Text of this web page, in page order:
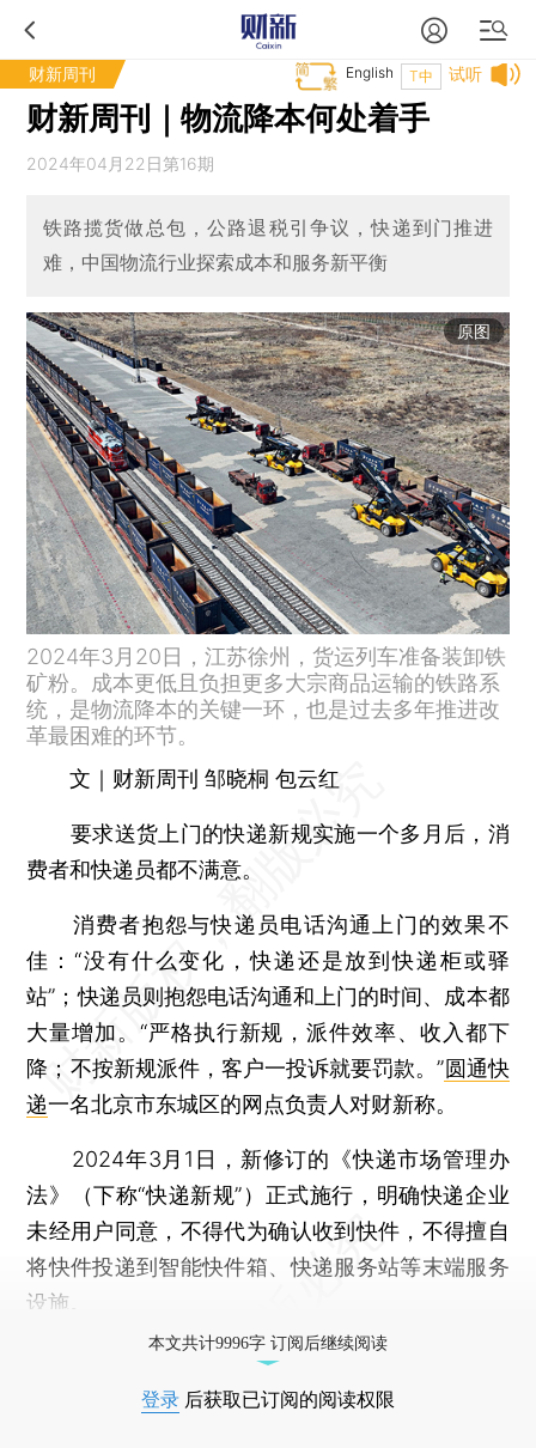
财新周刊 试听
T中
English
财新周刊｜物流降本何处着手
2024年04月22日第16期
铁路揽货做总包，公路退税引争议，快递到门推进
难，中国物流行业探索成本和服务新平衡
原图
2024年3月20日，江苏徐州，货运列车准备装卸铁
矿粉。成本更低且负担更多大宗商品运输的铁路系
统，是物流降本的关键一环，也是过去多年推进改
革最困难的环节。
文｜财新周刊 邹晓桐 包云红
要求送货上门的快递新规实施一个多月后，消
费者和快递员都不满意。
消费者抱怨与快递员电话沟通上门的效果不
佳：“没有什么变化，快递还是放到快递柜或驿
站”；快递员则抱怨电话沟通和上门的时间、成本都
大量增加。“严格执行新规，派件效率、收入都下
降；不按新规派件，客户一投诉就要罚款。”圆通快
递一名北京市东城区的网点负责人对财新称。
2024年3月1日，新修订的《快递市场管理办
法》（下称“快递新规”）正式施行，明确快递企业
未经用户同意，不得代为确认收到快件，不得擅自
将快件投递到智能快件箱、快递服务站等末端服务
设施。
本文共计9996字 订阅后继续阅读
登录 后获取已订阅的阅读权限